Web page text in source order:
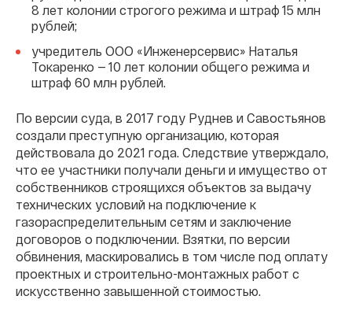
8 лет колонии строгого режима и штраф 15 млн
рублей;
учредитель ООО «Инженерсервис» Наталья
Токаренко — 10 лет колонии общего режима и
штраф 60 млн рублей.
По версии суда, в 2017 году Руднев и Савостьянов
создали преступную организацию, которая
действовала до 2021 года. Следствие утверждало,
что ее участники получали деньги и имущество от
собственников строящихся объектов за выдачу
технических условий на подключение к
газораспределительным сетям и заключение
договоров о подключении. Взятки, по версии
обвинения, маскировались в том числе под оплату
проектных и строительно-монтажных работ с
искусственно завышенной стоимостью.